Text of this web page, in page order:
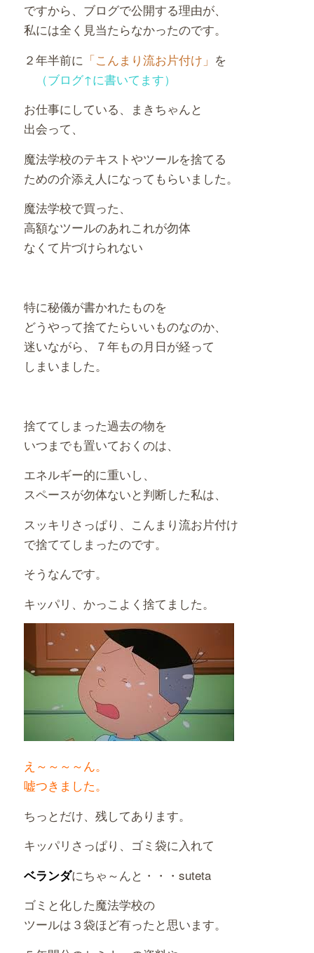
ですから、ブログで公開する理由が、
私には全く見当たらなかったのです。
２年半前に 「こんまり流お片付け」 を
（ブログ↑に書いてます）
お仕事にしている、まきちゃんと
出会って、
魔法学校のテキストやツールを捨てる
ための介添え人になってもらいました。
魔法学校で買った、
高額なツールのあれこれが勿体
なくて片づけられない
特に秘儀が書かれたものを
どうやって捨てたらいいものなのか、
迷いながら、７年もの月日が経って
しまいました。
捨ててしまった過去の物を
いつまでも置いておくのは、
エネルギー的に重いし、
スペースが勿体ないと判断した私は、
スッキリさっぱり、こんまり流お片付け
で捨ててしまったのです。
そうなんです。
キッパリ、かっこよく捨てました。
え～～～～ん。
嘘つきました。
ちっとだけ、残してあります。
キッパリさっぱり、ゴミ袋に入れて
ベランダにちゃ～んと・・・suteta
ゴミと化した魔法学校の
ツールは３袋ほど有ったと思います。